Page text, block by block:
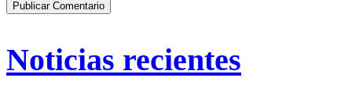
Noticias recientes